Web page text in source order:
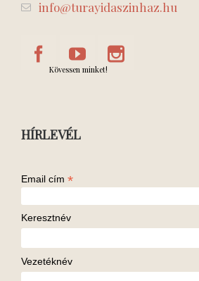
info@turayidaszinhaz.hu
Kövessen minket!
HÍRLEVÉL
Email cím *
Keresztnév
Vezetéknév